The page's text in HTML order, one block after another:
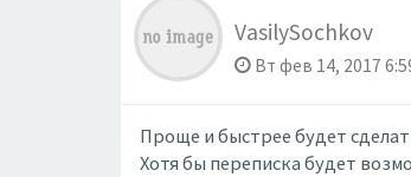
VasilySochkov
Вт фев 14, 2017
Проще и быстрее будет
Хотя бы переписка будет